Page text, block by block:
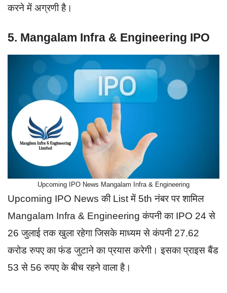
करने में अग्रणी है।
5. Mangalam Infra & Engineering IPO
Upcoming IPO News Mangalam Infra & Engineering
Upcoming IPO News की List में 5th नंबर पर शामिल
Mangalam Infra & Engineering कंपनी का IPO 24 से
26 जुलाई तक खुला रहेगा जिसके माध्यम से कंपनी 27.62
करोड रुपए का फंड जुटाने का प्रयास करेगी। इसका प्राइस बैंड
53 से 56 रुपए के बीच रहने वाला है।